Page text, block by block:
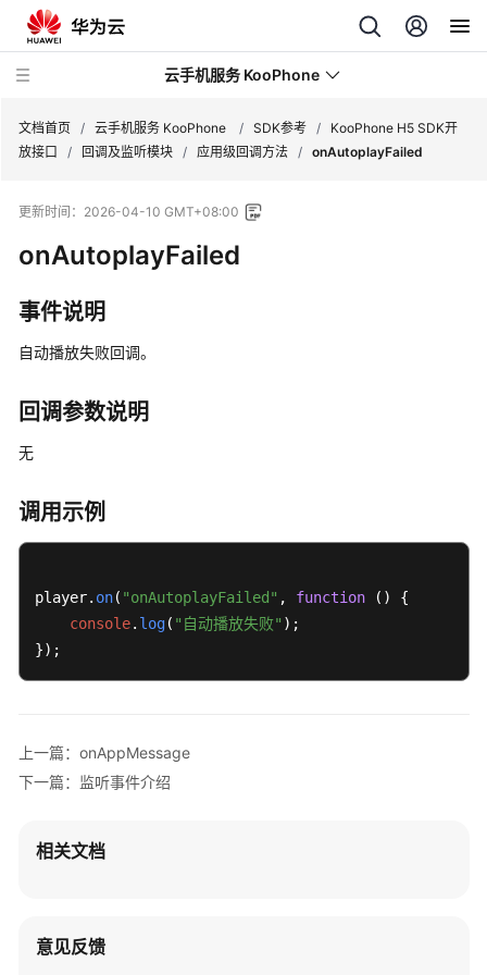
云手机服务 KooPhone
新
态
产
品
介
明
用
南
指
参
文档首页 / 云手机服务 KooPhone / SDK参考 /
KooPhone H5 SDK开
放接口
/ 回调及监听模块 / 应用级回调方法 / onAutoplayFailed
更新时间： 2026-04-10 GMT+08:00
onAutoplayFailed
事件说明
自动播放失败回调。
回调参数说明
无
调用示例
player. on( "onAutoplayFailed" , function ( ) {
console. log( "自动播放失败" );
});
上一篇：onAppMessage
下一篇：监听事件介绍
相关文档
意见反馈